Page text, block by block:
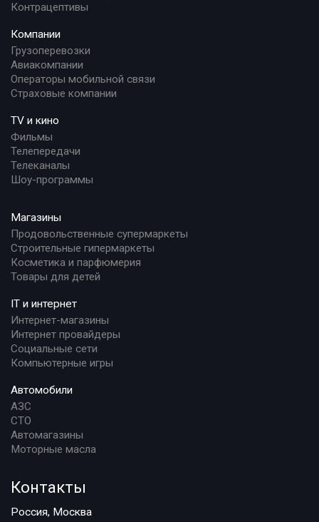
Контрацептивы
Компании
Грузоперевозки
Авиакомпании
Операторы мобильной связи
Страховые компании
TV и кино
Фильмы
Телепередачи
Телеканалы
Шоу-программы
Магазины
Продовольственные супермаркеты
Строительные гипермаркеты
Косметика и парфюмерия
Товары для детей
IT и интернет
Интернет-магазины
Интернет провайдеры
Социальные сети
Компьютерные игры
Автомобили
АЗС
СТО
Автомагазины
Моторные масла
Контакты
Россия, Москва